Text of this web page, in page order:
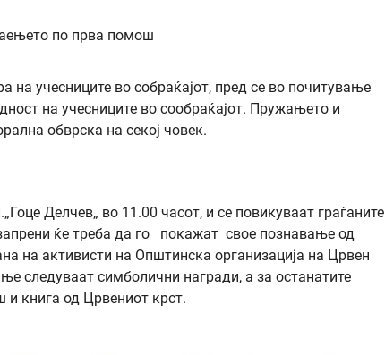
на учесниците во собраќајот, пред се во почитување
на учесниците во сообраќајот. Пружањето и
обврска на секој човек.
Делчев„ во 11.00 часот, и се повикуваат граѓаните
ќе треба да го покажат свое познавање од
на активисти на Општинска организација на Црвен
следуваат симболични награди, а за останатите
и книга од Црвениот крст.